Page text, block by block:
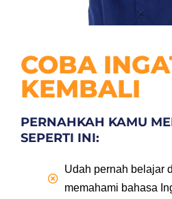
COBA
KEMBALI
PERNAHKAH KAMU
SEPERTI INI:
Udah pernah belajar
memahami bahasa